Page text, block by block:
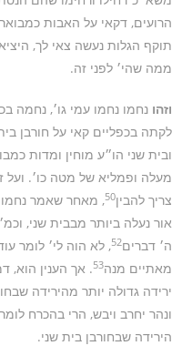
הרועים, דקאי על האבות
תוקף הגלות נעשה צאי לך,
ממה שהי׳ לפני זה.
וזהונחמו נחמו עמי גו׳, נחמה
לקתה בכפליים קאי על חורבן
ובית שני הו״ע מוחין ומדות
מעלה ופמליא של מטה כו׳. ועל
צריך להבין50, מאחר שאמר נחמו
אור נעלה ביותר מבבית שני,
ה׳ דברים52, לא הוה לי׳ לומר
מאתיים מנה53. אך הענין הוא,
ירידה גדולה יותר מהירידה
ונהר יחרב ויבש, הרי בהכרח
הירידה שבחורבן בית שני.